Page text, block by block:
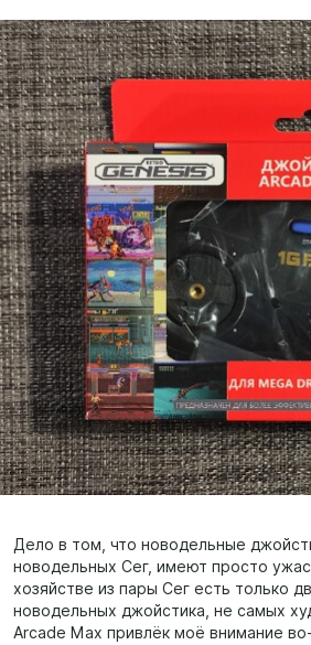
Дело в том, что новодельные
новодельных Сег, имеют просто
хозяйстве из пары Сег есть только
новодельных джойстика, не самых
Arcade Max привлёк моё внимание